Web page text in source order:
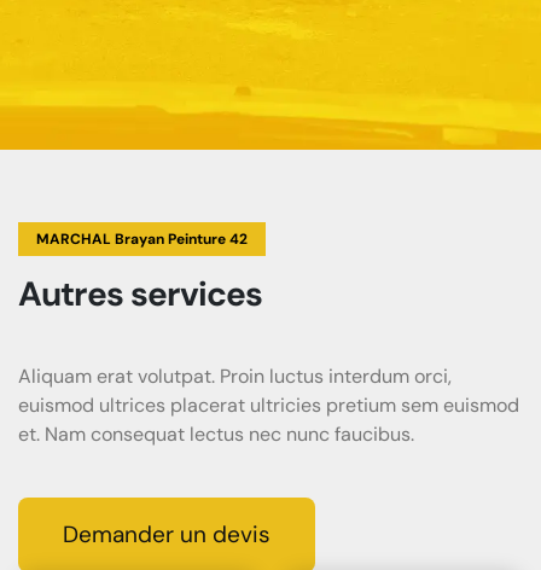
MARCHAL Brayan Peinture 42
Autres services
Aliquam erat volutpat. Proin luctus interdum orci,
euismod ultrices placerat ultricies pretium sem euismod
et. Nam consequat lectus nec nunc faucibus.
Demander un devis